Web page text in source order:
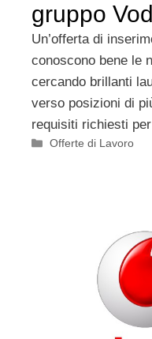
gruppo
Un’offerta di
conoscono bene le
cercando brillanti
verso posizioni di
requisiti richiesti
Categorie
Offerte di Lavoro